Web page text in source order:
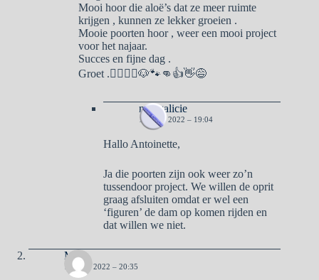
Mooi hoor die aloë’s dat ze meer ruimte
krijgen , kunnen ze lekker groeien .
Mooie poorten hoor , weer een mooi project
voor het najaar.
Succes en fijne dag .
Groet .🙋‍♂️🙆‍♀️🐶🐾👊👍👋😅
naargalicie
19 JULI 2022 – 19:04
Hallo Antoinette,
Ja die poorten zijn ook weer zo’n
tussendoor project. We willen de oprit
graag afsluiten omdat er wel een
‘figuren’ de dam op komen rijden en
dat willen we niet.
Ma
18 JULI 2022 – 20:35